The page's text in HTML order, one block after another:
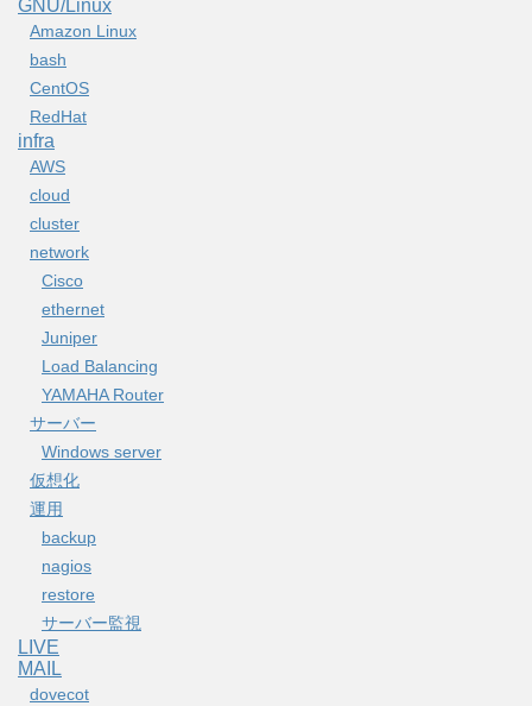
GNU/Linux
Amazon Linux
bash
CentOS
RedHat
infra
AWS
cloud
cluster
network
Cisco
ethernet
Juniper
Load Balancing
YAMAHA Router
サーバー
Windows server
仮想化
運用
backup
nagios
restore
サーバー監視
LIVE
MAIL
dovecot